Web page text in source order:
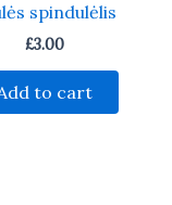
spindulėlis
£3.00
to cart